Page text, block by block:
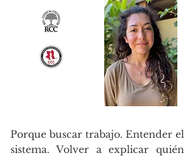
Porque buscar trabajo. Entender el
sistema. Volver a explicar quién